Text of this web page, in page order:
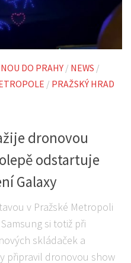
DO PRAHY / NEWS /
/ PRAŽSKÝ HRAD
dronovou
odstartuje
Galaxy
v Pražské Metropoli
si totiž při
skládaček a
připravil dronovou show